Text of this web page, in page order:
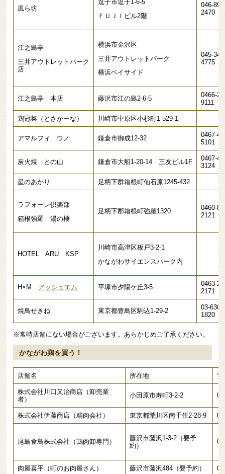
風ら坊
逗子市逗子1-6-5
ＦＵＪＩビル2階
046-
2470
江之島亭
三井アウトレットパーク
店
横浜市金沢区
三井アウトレットパーク
横浜ベイサイド
045-
4775
江之島亭 本店 藤沢市江の島2-6-5
0466-
9111
鶏冠菜（とさかーな） 川崎市中原区小杉町1-529-1
アマルフィ ウノ 鎌倉市御成12-32
0467-
5101
炭火焼 との山 鎌倉市大船1-20-14 三友ビル1F
0467-
3124
星のあかり 足柄下群箱根町仙石原1245-432
ラフォーレ倶楽部
箱根強羅 湯の棲
足柄下郡箱根町強羅1320
0460-
2121
HOTEL ARU KSP
川崎市高津区板戸3-2-1
かながわサイエンスパーク内
H×M アッシュエム 平塚市夕陽ケ丘3-5
0463-
2171
焼鳥せきね 東京都豊島区駒込1-29-2
03-
1820
※常時店舗にない場合がございます。あらかじめご了承ください。
かながわ鶏を買う！
店舗名 所在地 電
株式会社川口又治商店（卸売業
者）
小田原市寿町3-2-2
株式会社伊藤商店（精肉会社） 東京都荒川区南千住2-28-9
尾島食鳥株式会社（鶏肉卸専門）
藤沢市藤沢1-3-2（要予
約）
肉屋喜平（町のお肉屋さん） 藤沢市藤沢484（要予約）